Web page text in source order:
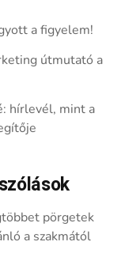
a figyelem!
útmutató a
hírlevél, mint a
pörgetek
a szakmától